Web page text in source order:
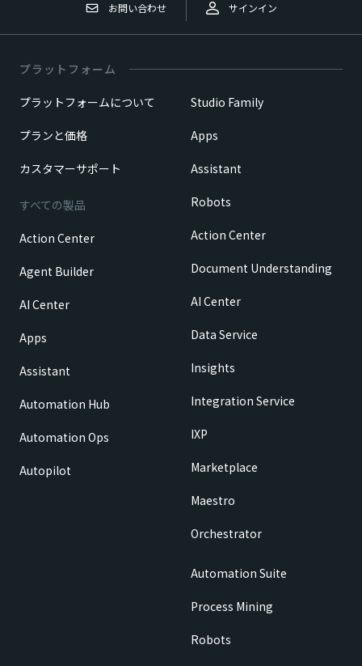
お問い合わせ サインイン
プラットフォーム
プラットフォームについて
プランと価格
カスタマーサポート
すべての製品
Action Center
Agent Builder
AI Center
Apps
Assistant
Automation Hub
Automation Ops
Autopilot
Studio Family
Apps
Assistant
Robots
Action Center
Document Understanding
AI Center
Data Service
Insights
Integration Service
IXP
Marketplace
Maestro
Orchestrator
Automation Suite
Process Mining
Robots